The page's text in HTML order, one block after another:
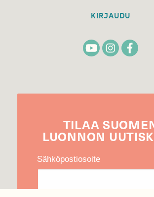
KIRJAUDU
TILAA
LUONNON
Sähköpostiosoite